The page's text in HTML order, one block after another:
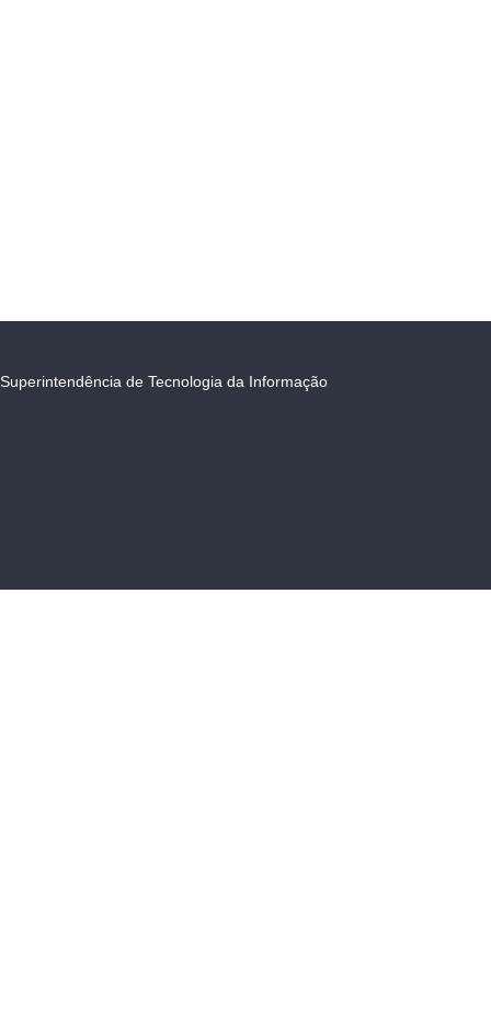
Superintendência de Tecnologia da Informação